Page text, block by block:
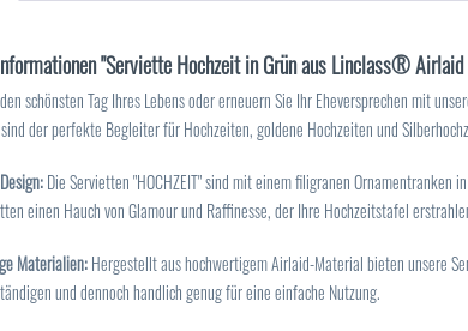
"Serviette Hochzeit in Grün aus Linclass®
schönsten Tag Ihres Lebens oder erneuern Sie Ihr Eheversprechen mit
der perfekte Begleiter für Hochzeiten, goldene Hochzeiten und
Die Servietten "HOCHZEIT" sind mit einem filigranen
einen Hauch von Glamour und Raffinesse, der Ihre Hochzeitstafel
Materialien:Hergestellt aus hochwertigem Airlaid-Material bieten unsere
und dennoch handlich genug für eine einfache Nutzung.